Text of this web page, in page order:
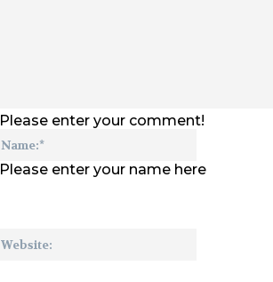
Please enter your comment!
Please enter your name here